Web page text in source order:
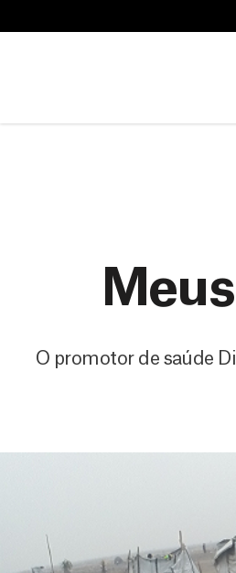
O promotor de saúde